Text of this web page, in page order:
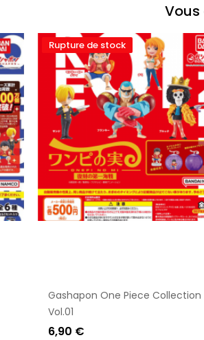
Vous
Rupture de stock
Gashapon One Piece Collection
Vol.01
6,90 €